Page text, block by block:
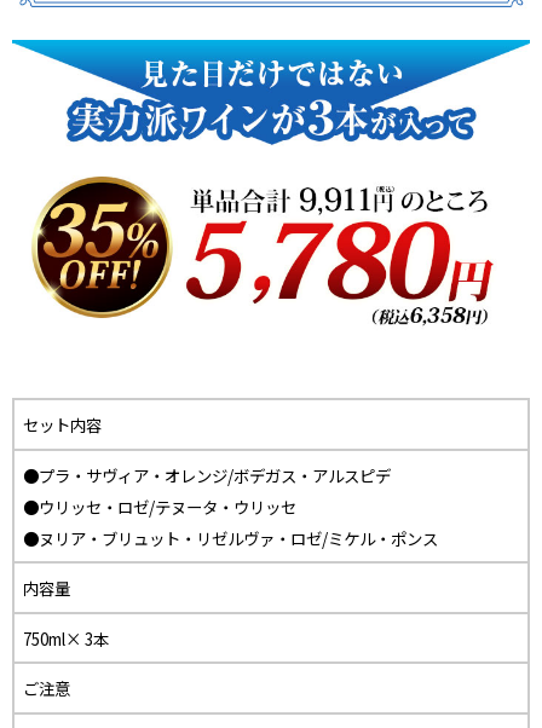
セット内容
●プラ・サヴィア・オレンジ/ボデガス・アルスピデ
●ウリッセ・ロゼ/テヌータ・ウリッセ
●ヌリア・ブリュット・リゼルヴァ・ロゼ/ミケル・ポンス
内容量
750ml× 3本
ご注意